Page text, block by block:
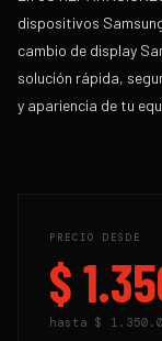
dispositivos
cambio de display
solución rápida,
y apariencia de tu
PRECIO DESDE
$
hasta $